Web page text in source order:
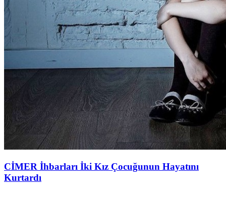
CİMER İhbarları İki Kız Çocuğunun Hayatını
Kurtardı